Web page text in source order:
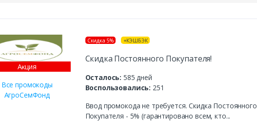
Аĸция
Все промокоды
АгроСемФонд
Скидка 5% +КЭШБЭК
Скидка Постоянного Покупателя!
Осталось: 585 дней
Воспользовались: 251
Ввод промокода не требуется. Скидка Постоянного
Покупателя - 5% (гарантировано всем, кто...